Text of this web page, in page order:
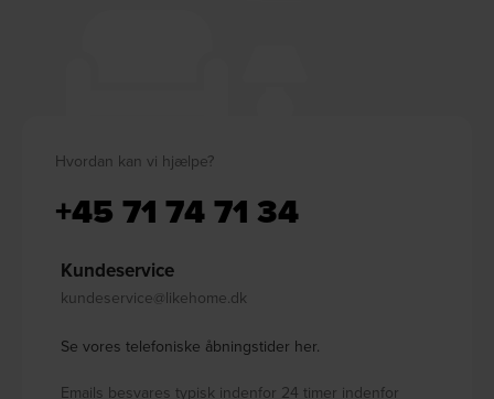
Hvordan kan vi hjælpe?
+45 71 74 71 34
Kundeservice
kundeservice@likehome.dk
Se vores telefoniske åbningstider her.
Emails besvares typisk indenfor 24 timer indenfor